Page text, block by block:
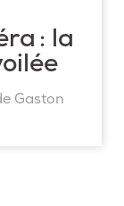
: la
Gaston